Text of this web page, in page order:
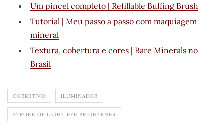
Um pincel completo | Refillable Buffing Brush
Tutorial | Meu passo a passo com maquiagem
mineral
Textura, cobertura e cores | Bare Minerals no
Brasil
CORRETIVO ILUMINADOR
STROKE OF LIGHT EYE BRIGHTENER